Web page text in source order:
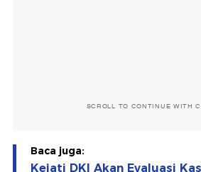
SCROLL TO CONTINUE WITH
Baca juga:
Kejati DKI Akan Evaluasi